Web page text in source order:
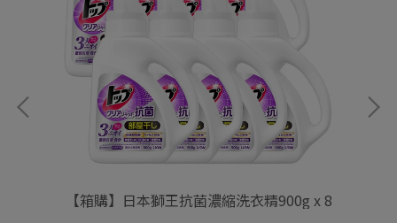
【箱購】日本獅王抗菌濃縮洗衣精900g x 8